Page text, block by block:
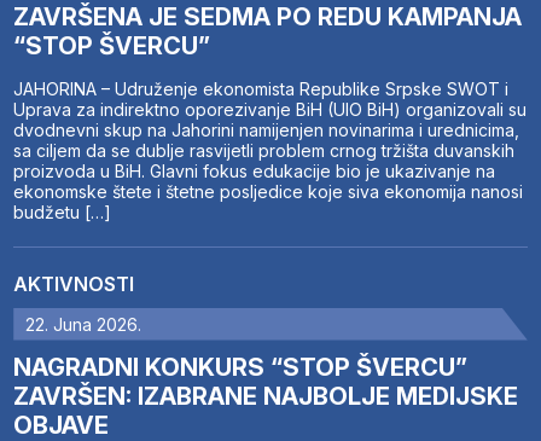
ZAVRŠENA JE SEDMA PO REDU KAMPANJA
“STOP ŠVERCU”
JAHORINA – Udruženje ekonomista Republike Srpske SWOT i
Uprava za indirektno oporezivanje BiH (UIO BiH) organizovali su
dvodnevni skup na Jahorini namijenjen novinarima i urednicima,
sa ciljem da se dublje rasvijetli problem crnog tržišta duvanskih
proizvoda u BiH. Glavni fokus edukacije bio je ukazivanje na
ekonomske štete i štetne posljedice koje siva ekonomija nanosi
budžetu […]
AKTIVNOSTI
22. Juna 2026.
NAGRADNI KONKURS “STOP ŠVERCU”
ZAVRŠEN: IZABRANE NAJBOLJE MEDIJSKE
OBJAVE